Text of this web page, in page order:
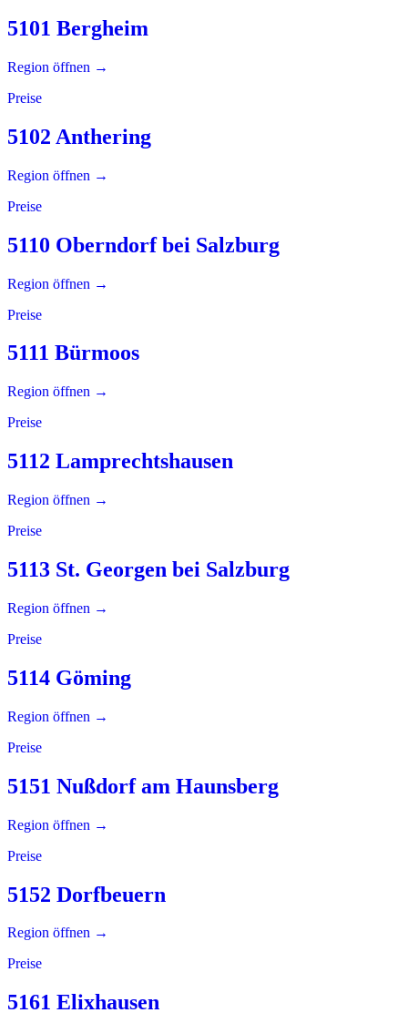
5101 Bergheim
Region öffnen →
Preise
5102 Anthering
Region öffnen →
Preise
5110 Oberndorf bei Salzburg
Region öffnen →
Preise
5111 Bürmoos
Region öffnen →
Preise
5112 Lamprechtshausen
Region öffnen →
Preise
5113 St. Georgen bei Salzburg
Region öffnen →
Preise
5114 Göming
Region öffnen →
Preise
5151 Nußdorf am Haunsberg
Region öffnen →
Preise
5152 Dorfbeuern
Region öffnen →
Preise
5161 Elixhausen